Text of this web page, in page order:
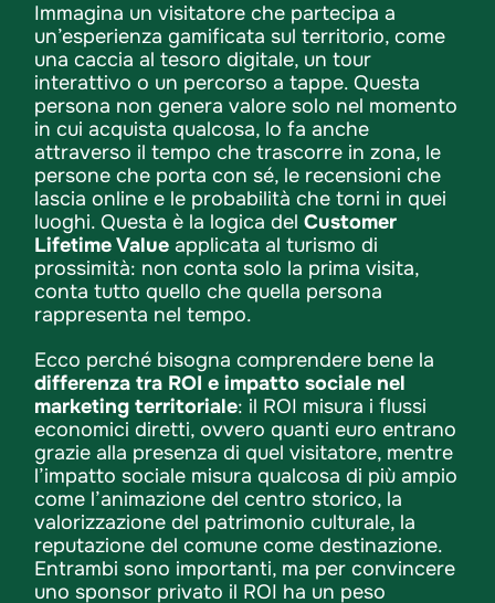
Immagina un visitatore che partecipa a
un’esperienza gamificata sul territorio, come
una caccia al tesoro digitale, un tour
interattivo o un percorso a tappe. Questa
persona non genera valore solo nel momento
in cui acquista qualcosa, lo fa anche
attraverso il tempo che trascorre in zona, le
persone che porta con sé, le recensioni che
lascia online e le probabilità che torni in quei
luoghi. Questa è la logica delCustomer
Lifetime Value applicata al turismo di
prossimità: non conta solo la prima visita,
conta tutto quello che quella persona
rappresenta nel tempo.
Ecco perché bisogna comprendere bene la
differenza tra ROI e impatto sociale nel
marketing territoriale: il ROI misura i flussi
economici diretti, ovvero quanti euro entrano
grazie alla presenza di quel visitatore, mentre
l’impatto sociale misura qualcosa di più ampio
come l’animazione del centro storico, la
valorizzazione del patrimonio culturale, la
reputazione del comune come destinazione.
Entrambi sono importanti, ma per convincere
uno sponsor privato il ROI ha un peso